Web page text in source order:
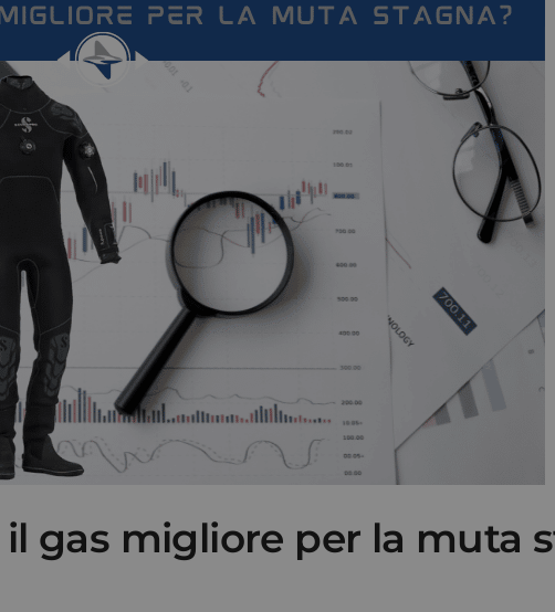
gas migliore per la muta